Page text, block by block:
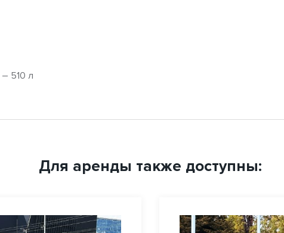
510 л
Для аренды также доступны: